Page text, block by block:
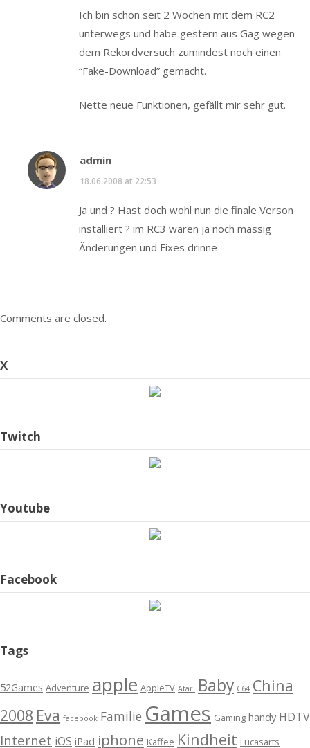
Ich bin schon seit 2 Wochen mit dem RC2
unterwegs und habe gestern aus Gag wegen
dem Rekordversuch zumindest noch einen
“Fake-Download” gemacht.
Nette neue Funktionen, gefällt mir sehr gut.
admin
18.06.2008 at 22:53
Ja und ? Hast doch wohl nun die finale Verson
installiert ? im RC3 waren ja noch massig
Änderungen und Fixes drinne
Comments are closed.
X
Twitch
Youtube
Facebook
Tags
52Games Adventure apple AppleTV Atari Baby C64 China
2008 Eva facebook Familie Games Gaming handy HDTV
Internet iOS iPad iphone Kaffee Kindheit Lucasarts